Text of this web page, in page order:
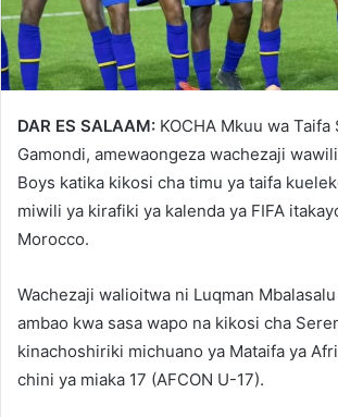
DAR ES SALAAM: KOCHA Mkuu wa
Gamondi, amewaongeza wachezaji
Boys katika kikosi cha timu ya taifa
miwili ya kirafiki ya kalenda ya FIFA
Morocco.
Wachezaji walioitwa ni Luqman
ambao kwa sasa wapo na kikosi cha
kinachoshiriki michuano ya Mataifa ya
chini ya miaka 17 (AFCON U-17).